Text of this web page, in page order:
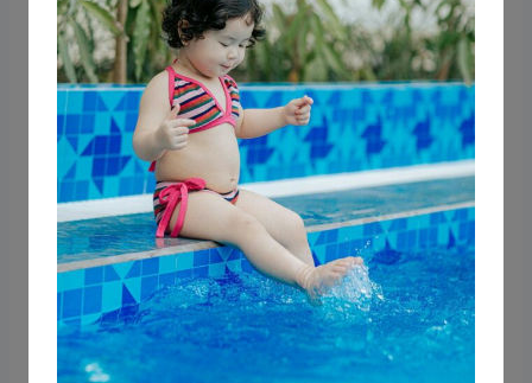
Marseille 13013 :
Plongez dans
l’Excellence Aquatique
ParChristine Coach-Natation 25/06/2024
La natation est une compétence essentielle et
un excellent moyen de rester en forme. À
Marseille 13013, nos cours de natation offrent
une opportunité unique pour les nageurs de